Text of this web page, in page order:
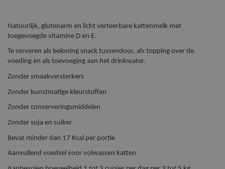
Natuurlijk, glutenarm en licht verteerbare kattenmelk met
toegevoegde vitamine D en E.
Te serveren als beloning snack tussendoor, als topping over de
voeding en als toevoeging aan het drinkwater.
Zonder smaakversterkers
Zonder kunstmatige kleurstoffen
Zonder conserveringsmiddelen
Zonder soja en suiker
Bevat minder dan 17 Kcal per portie
Aanvullend voedsel voor volwassen katten